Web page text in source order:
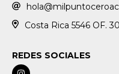
Costa Rica 5546 OF.
REDES SOCIALES